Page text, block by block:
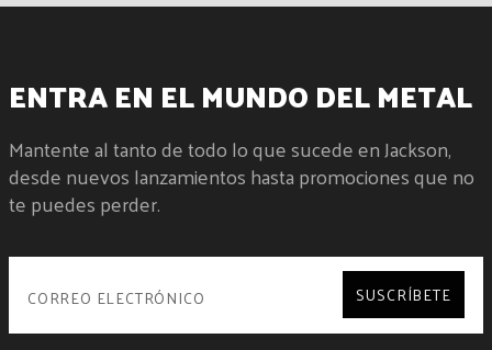
ENTRA EN EL MUNDO DEL METAL
Mantente al tanto de todo lo que sucede en Jackson,
desde nuevos lanzamientos hasta promociones que no
te puedes perder.
SUSCRÍBETE